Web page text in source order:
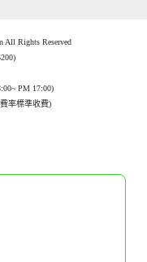
All Rights Reserved
PM 17:00)
率標準收費)